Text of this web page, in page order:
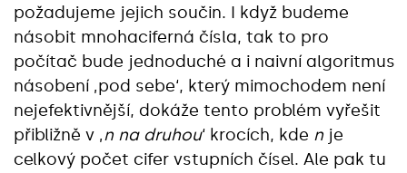
požadujeme jejich součin. I když budeme
násobit mnohaciferná čísla, tak to pro
počítač bude jednoduché a i naivní algoritmus
násobení ‚pod sebe‘, který mimochodem není
nejefektivnější, dokáže tento problém vyřešit
přibližně v ‚n na druhou‘ krocích, kde n je
celkový počet cifer vstupních čísel. Ale pak tu